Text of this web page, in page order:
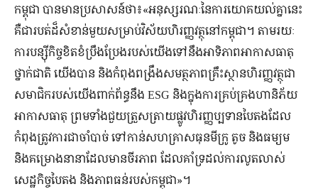
កម្ពុជា បានមានប្រសាសន៍ថា៖«អនុស្សរណៈនៃការយោគយល់គ្នានេះ
គឺជារបត់ដ៏សំខាន់មួយសម្រាប់វិស័យហិរញ្ញវត្ថុនៅកម្ពុជា។ តាមរយៈ
ការបន្ស៊ីកិច្ចខិតខំប្រឹងប្រែងរបស់យើងទៅនឹងអាទិភាពអាកាសធាតុ
ថ្នាក់ជាតិ យើងបាន និងកំពុងពង្រឹងសមត្ថភាពគ្រឹះស្ថានហិរញ្ញវត្ថុជា
សមាជិករបស់យើងពាក់ព័ន្ធនឹង ESG និងក្នុងការគ្រប់គ្រងហានិភ័យ
អាកាសធាតុ ព្រមទាំងជួយត្រួសត្រាយផ្លូវហិរញ្ញប្បទានបៃតងដែល
កំពុងត្រូវការជាចាំបាច់ ទៅកាន់សហគ្រាសធុនមីក្រូ តូច និងធម្យម
និងគម្រោងនានាដែលមានចីរភាព ដែលគាំទ្រដល់ការលូតលាស់
សេដ្ឋកិច្ចបៃតង និងភាពធន់របស់កម្ពុជា»។